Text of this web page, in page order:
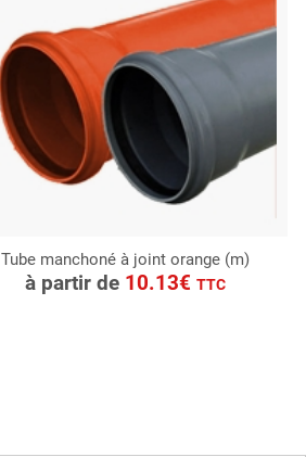
Tube manchoné à joint orange (m)
à partir de 10.13€TTC
CONSULTER
Demande de devis